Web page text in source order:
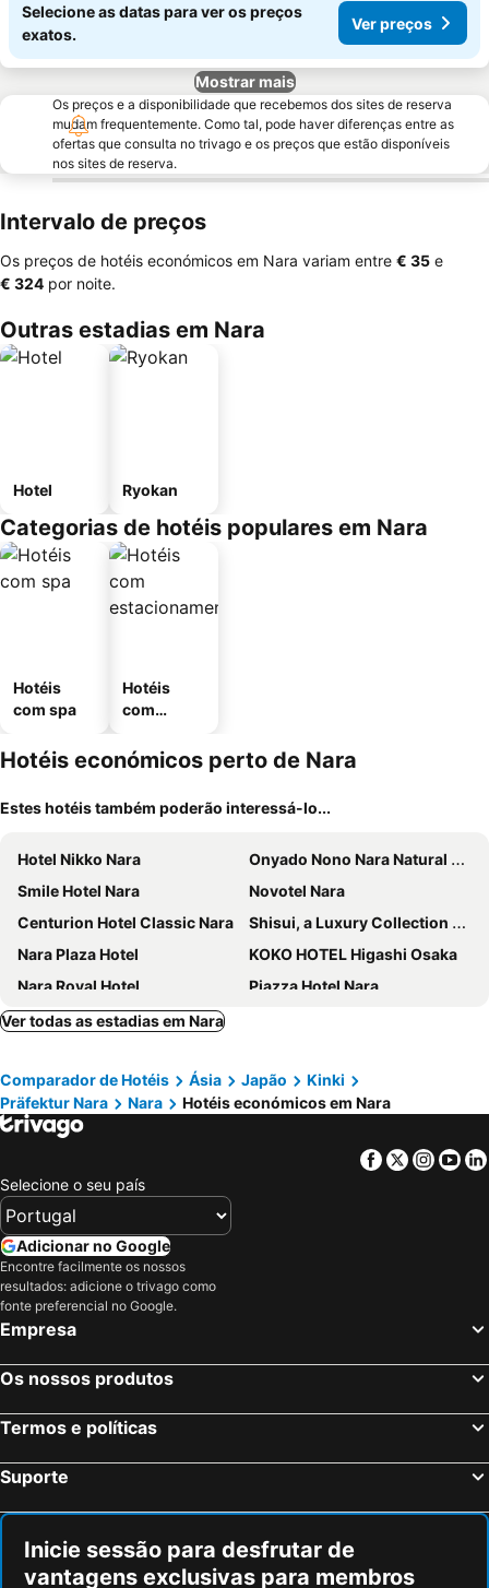
Selecione as datas para ver os preços
exatos.
Ver preços
Mostrar mais
Os preços e a disponibilidade que recebemos dos sites de reserva
mudam frequentemente. Como tal, pode haver diferenças entre as
ofertas que consulta no trivago e os preços que estão disponíveis
nos sites de reserva.
Intervalo de preços
Os preços de hotéis económicos em Nara variam entre ‎€ 35 e
‎€ 324 por noite.
Outras estadias em Nara
Hotel Ryokan
Categorias de hotéis populares em Nara
Hotéis
com spa
Hotéis
com
mento
Hotéis económicos perto de Nara
Estes hotéis também poderão interessá-lo...
Hotel Nikko Nara
Onyado Nono Nara Natural Hot Spring
Smile Hotel Nara
Novotel Nara
Centurion Hotel Classic Nara
Shisui, a Luxury Collection Hotel, Nara
Nara Plaza Hotel
KOKO HOTEL Higashi Osaka
Nara Royal Hotel
Piazza Hotel Nara
Super Hotel Lohas JR Nara Eki
AB Hotel Nara
Comfort Hotel Nara
MIROKU NARA by THE SHARE HOTELS
Hotel Naranohamori
Hotel Asyl Nara
NIPPONIA HOTEL NARA NARAMACHI
Toyoko Inn Nara Oji eki Minami guchi
Hotel Seiryu
Candeo Hotels Nara Kashihara
HOTEL Yancha na Koneko -Adults Only
Ver todas as estadias em Nara
Comparador de Hotéis Ásia Japão
Kinki
Präfektur Nara
Nara Hotéis económicos em Nara
Facebook
Twitter
Selecione o seu país
Adicionar no Google
Encontre facilmente os nossos
resultados: adicione o trivago como
fonte preferencial no Google.
Empresa
Os nossos produtos
Termos e políticas
Suporte
Inicie sessão para desfrutar de
vantagens exclusivas para membros